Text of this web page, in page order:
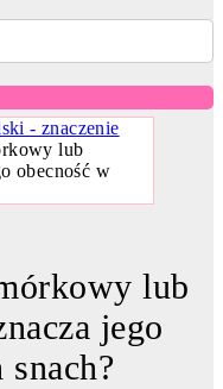
- znaczenie
lub
obecność w
lub
jego